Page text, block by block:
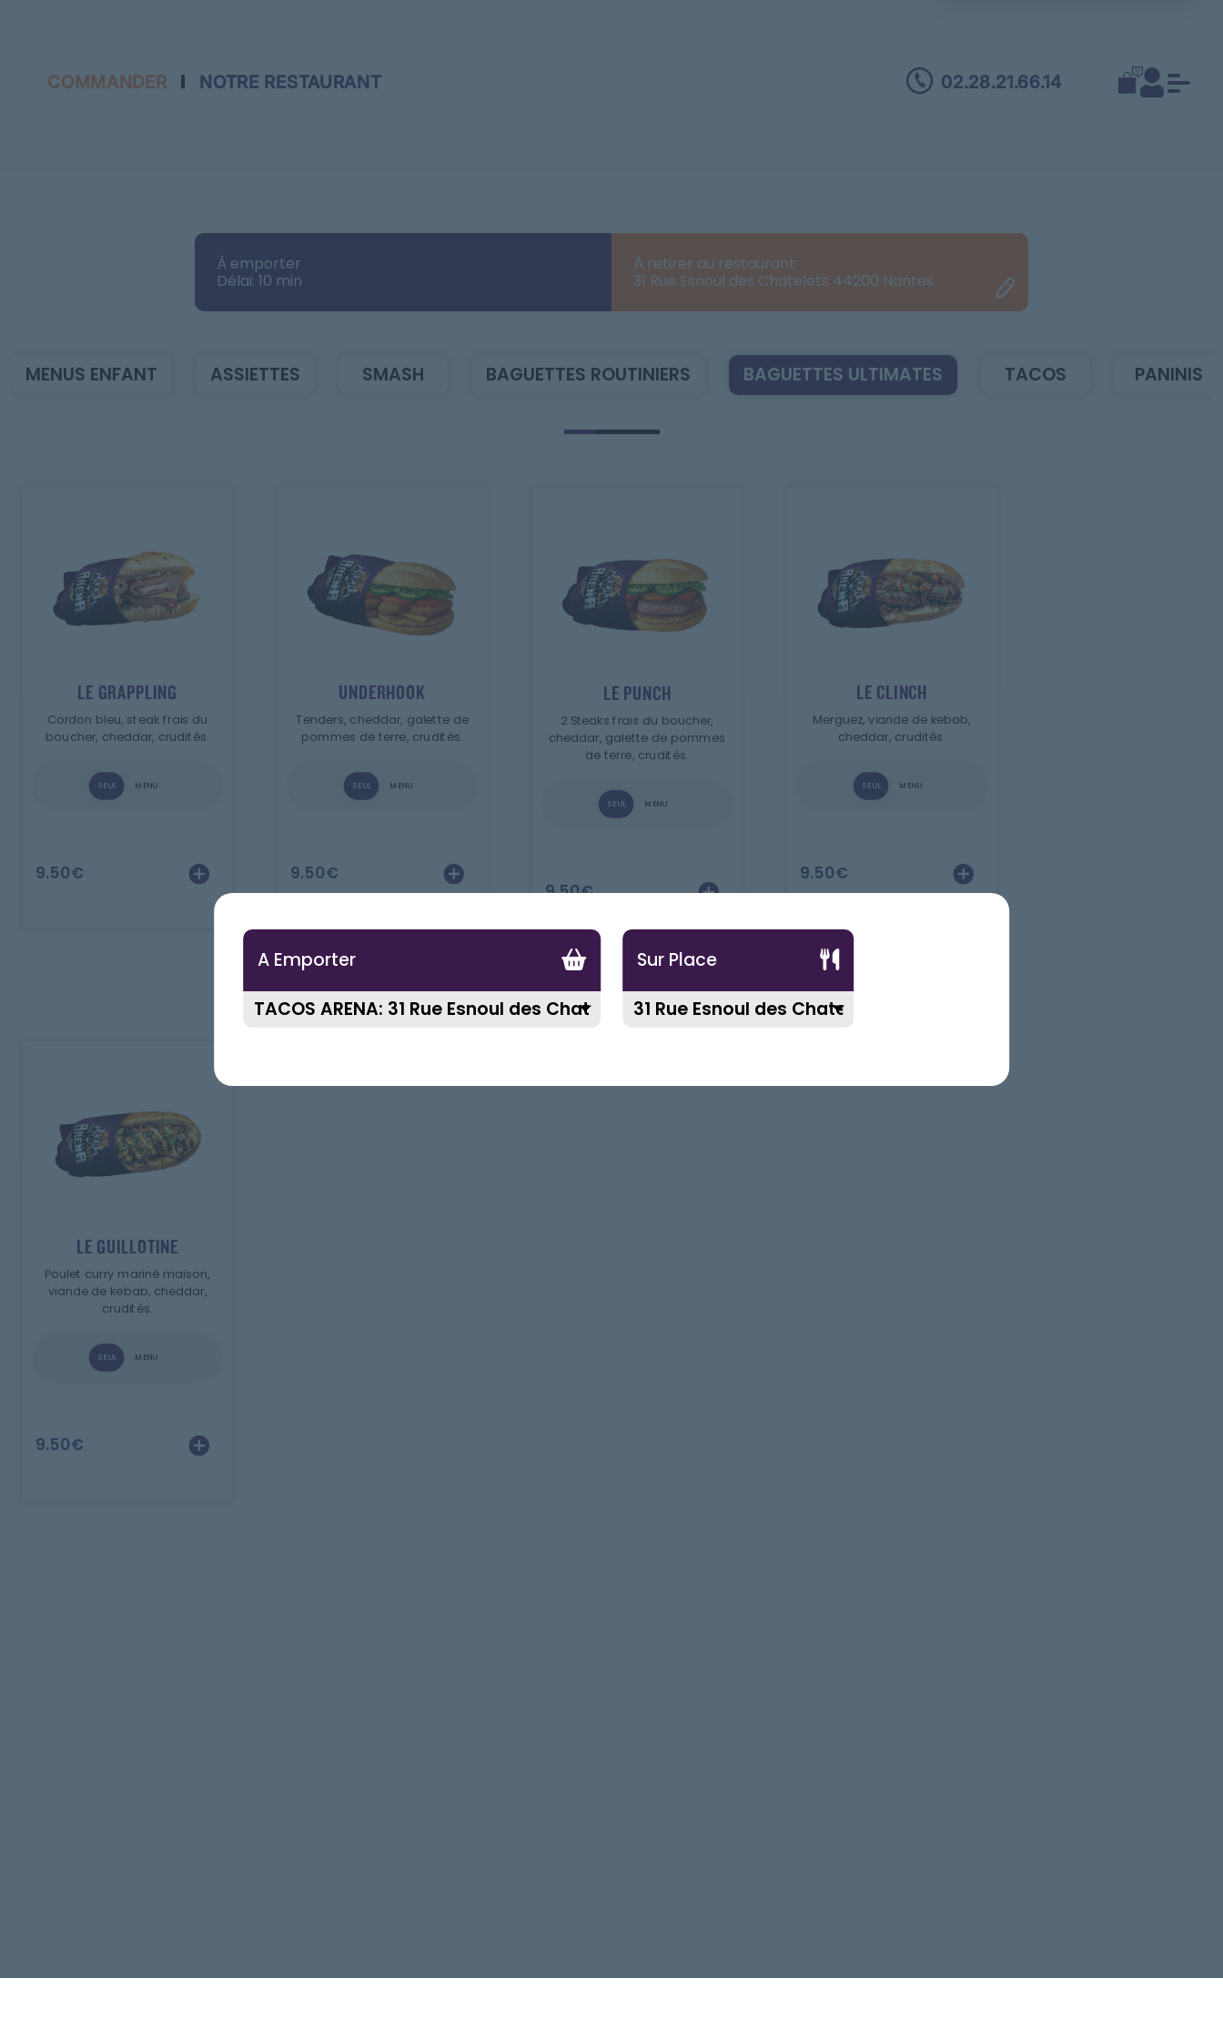
Mon Compte
Notre Restaurant
Zones de Livraison
COMMANDER NOTRE RESTAURANT 02.28.21.66.14
0
À emporter
Délai: 10 min
À retirer au restaurant
31 Rue Esnoul des Chatelets 44200 Nantes
MENUS ENFANT ASSIETTES SMASH BAGUETTES ROUTINIERS BAGUETTES ULTIMATES TACOS PANINIS
LE GRAPPLING
Cordon bleu, steak frais du
boucher, cheddar, crudités.
SEUL MENU
9.50€
UNDERHOOK
Tenders, cheddar, galette de
pommes de terre, crudités.
SEUL MENU
9.50€
LE PUNCH
2 Steaks frais du boucher,
cheddar, galette de pommes
de terre, crudités.
SEUL MENU
9.50€
LE CLINCH
Merguez, viande de kebab,
cheddar, crudités.
SEUL MENU
9.50€
LE GUILLOTINE
Poulet curry mariné maison,
viande de kebab, cheddar,
crudités.
SEUL MENU
9.50€
A Emporter Sur Place